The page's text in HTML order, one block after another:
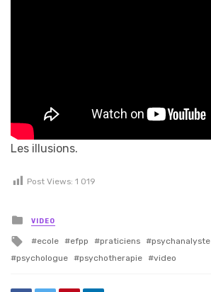
Les illusions.
Post Views: 1 019
Posted in
VIDEO
Tagged with
ecole efpp praticiens psychanalyste
psychologue
psychotherapie video